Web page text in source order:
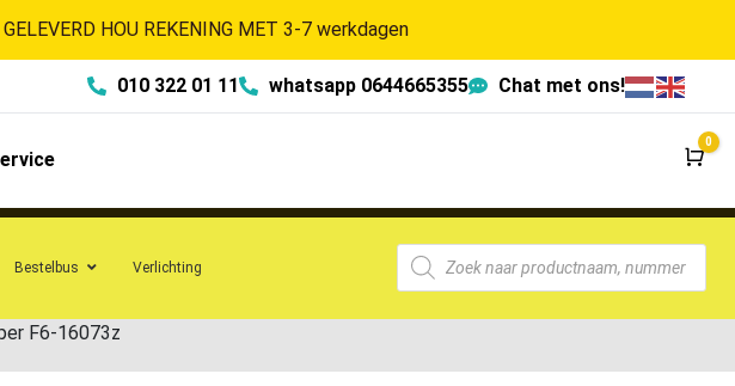
HOU REKENING MET 3-7 werkdagen
010 322 01 11 whatsapp 0644665355 Chat met ons!
0
Bestelbus Verlichting
F6-16073z